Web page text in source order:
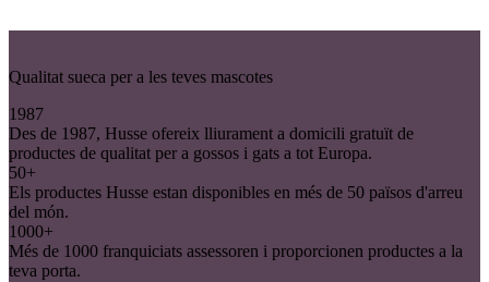
Qualitat sueca per a les teves mascotes
1987
Des de 1987, Husse ofereix lliurament a domicili gratuït de
productes de qualitat per a gossos i gats a tot Europa.
50+
Els productes Husse estan disponibles en més de 50 països d'arreu
del món.
1000+
Més de 1000 franquiciats assessoren i proporcionen productes a la
teva porta.